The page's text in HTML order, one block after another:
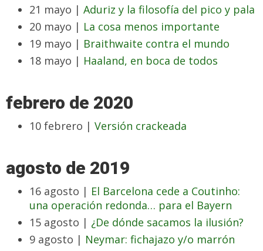
21 mayo | Aduriz y la filosofía del pico y pala
20 mayo | La cosa menos importante
19 mayo | Braithwaite contra el mundo
18 mayo | Haaland, en boca de todos
febrero de 2020
10 febrero | Versión crackeada
agosto de 2019
16 agosto | El Barcelona cede a Coutinho:
una operación redonda… para el Bayern
15 agosto | ¿De dónde sacamos la ilusión?
9 agosto | Neymar: fichajazo y/o marrón